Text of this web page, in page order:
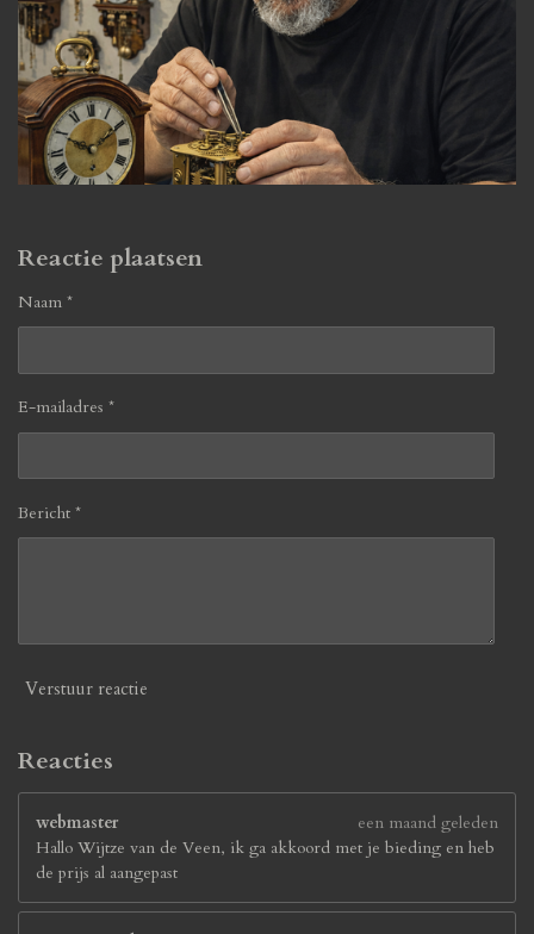
Reactie plaatsen
Naam *
E-mailadres *
Bericht *
Verstuur reactie
Reacties
webmaster
een maand geleden
Hallo Wijtze van de Veen, ik ga akkoord met je bieding en heb
de prijs al aangepast